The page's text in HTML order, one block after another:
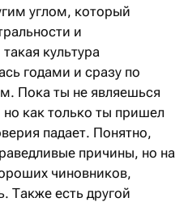
углом, который
и
культура
годами и сразу по
Пока ты не являешься
как только ты пришел
падает. Понятно,
причины, но на
чиновников,
Также есть другой